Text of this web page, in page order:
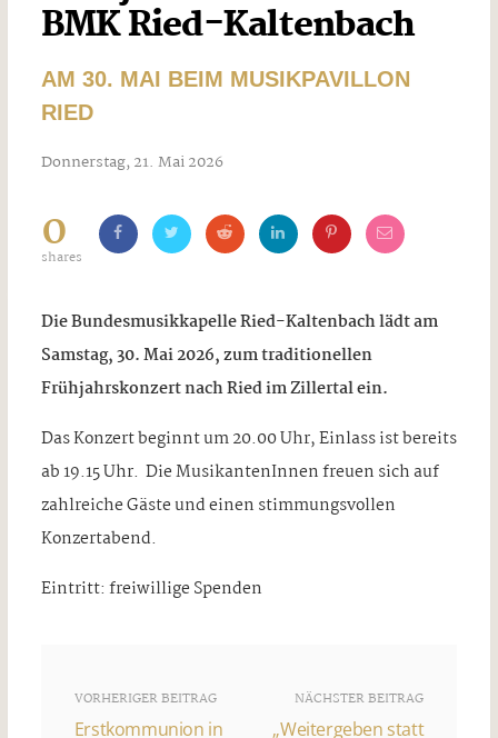
BMK Ried-Kaltenbach
AM 30. MAI BEIM MUSIKPAVILLON
RIED
Donnerstag, 21. Mai 2026
0
shares
Die Bundesmusikkapelle Ried-Kaltenbach lädt am
Samstag, 30. Mai 2026, zum traditionellen
Frühjahrskonzert nach Ried im Zillertal ein.
Das Konzert beginnt um 20.00 Uhr, Einlass ist bereits
ab 19.15 Uhr. Die MusikantenInnen freuen sich auf
zahlreiche Gäste und einen stimmungsvollen
Konzertabend.
Eintritt: freiwillige Spenden
VORHERIGER BEITRAG
Erstkommunion in
NÄCHSTER BEITRAG
„Weitergeben statt